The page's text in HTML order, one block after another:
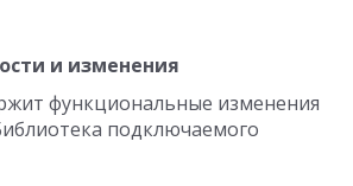
и изменения
функциональные изменения
подключаемого